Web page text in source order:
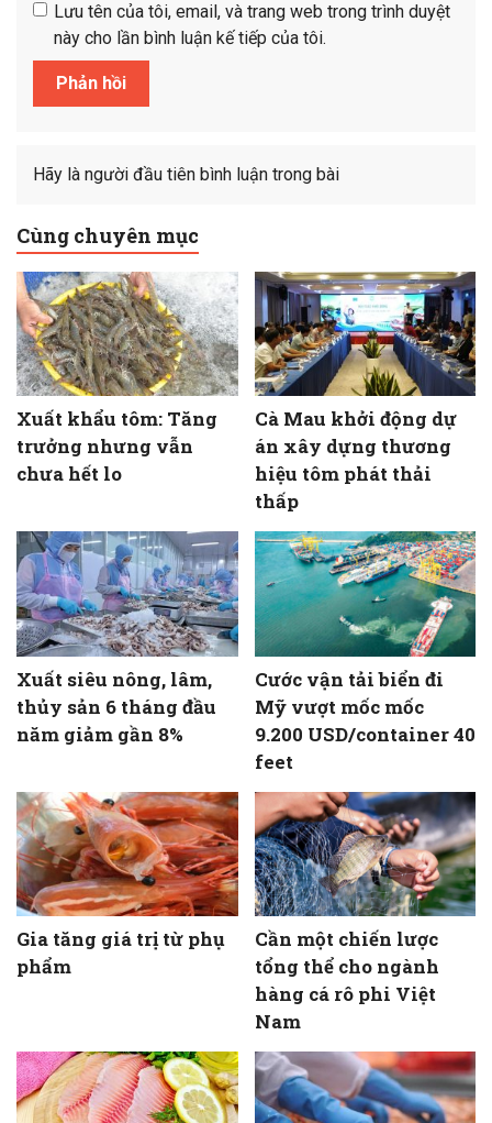
Lưu tên của tôi, email, và trang web trong trình duyệt
này cho lần bình luận kế tiếp của tôi.
Hãy là người đầu tiên bình luận trong bài
Cùng chuyên mục
Xuất khẩu tôm: Tăng
trưởng nhưng vẫn
chưa hết lo
Cà Mau khởi động dự
án xây dựng thương
hiệu tôm phát thải
thấp
Xuất siêu nông, lâm,
thủy sản 6 tháng đầu
năm giảm gần 8%
Cước vận tải biển đi
Mỹ vượt mốc mốc
9.200 USD/container 40
feet
Gia tăng giá trị từ phụ
phẩm
Cần một chiến lược
tổng thể cho ngành
hàng cá rô phi Việt
Nam